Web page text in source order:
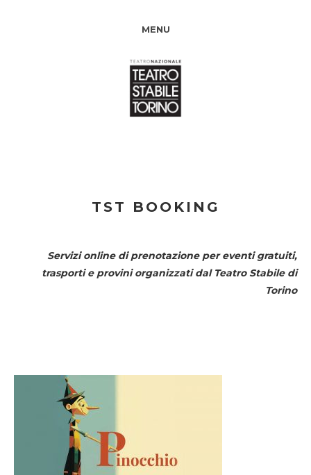
MENU
TST BOOKING
Servizi online di prenotazione per eventi gratuiti,
trasporti e provini organizzati dal Teatro Stabile di
Torino